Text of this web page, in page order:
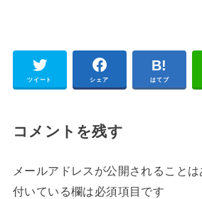
ツイート シェア はてブ
コメントを残す
メールアドレスが公開されることは
付いている欄は必須項目です